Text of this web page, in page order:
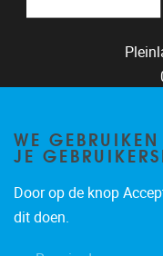
WE
JE
Door op de knop
dit doen.